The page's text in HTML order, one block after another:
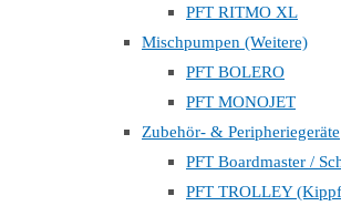
PFT RITMO XL
Mischpumpen (Weitere)
PFT BOLERO
PFT MONOJET
Zubehör- & Peripheriegeräte
PFT Boardmaster /
PFT TROLLEY